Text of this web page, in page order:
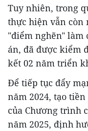
Tuy nhiên, trong
thực hiện vẫn còn
"điểm nghẽn" làm
án, đã được kiểm
kết 02 năm triển
Để tiếp tục đẩy
năm 2024, tạo
của Chương trình
năm 2025, định